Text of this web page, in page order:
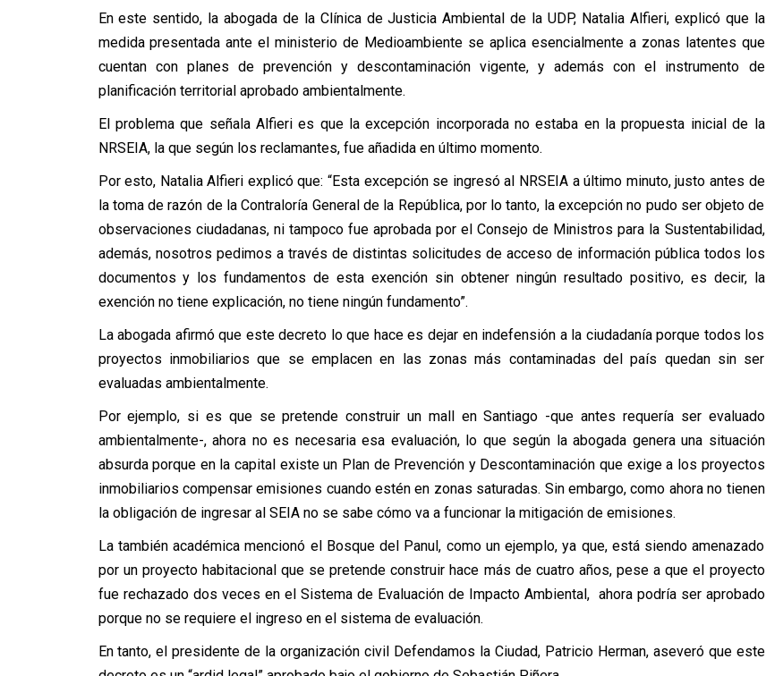
En este sentido, la abogada de la Clínica de Justicia Ambiental de la UDP, Natalia Alfieri, explicó que la
medida presentada ante el ministerio de Medioambiente se aplica esencialmente a zonas latentes que
cuentan con planes de prevención y descontaminación vigente, y además con el instrumento de
planificación territorial aprobado ambientalmente.
El problema que señala Alfieri es que la excepción incorporada no estaba en la propuesta inicial de la
NRSEIA, la que según los reclamantes, fue añadida en último momento.
Por esto, Natalia Alfieri explicó que: “Esta excepción se ingresó al NRSEIA a último minuto, justo antes de
la toma de razón de la Contraloría General de la República, por lo tanto, la excepción no pudo ser objeto de
observaciones ciudadanas, ni tampoco fue aprobada por el Consejo de Ministros para la Sustentabilidad,
además, nosotros pedimos a través de distintas solicitudes de acceso de información pública todos los
documentos y los fundamentos de esta exención sin obtener ningún resultado positivo, es decir, la
exención no tiene explicación, no tiene ningún fundamento”.
La abogada afirmó que este decreto lo que hace es dejar en indefensión a la ciudadanía porque todos los
proyectos inmobiliarios que se emplacen en las zonas más contaminadas del país quedan sin ser
evaluadas ambientalmente.
Por ejemplo, si es que se pretende construir un mall en Santiago -que antes requería ser evaluado
ambientalmente-, ahora no es necesaria esa evaluación, lo que según la abogada genera una situación
absurda porque en la capital existe un Plan de Prevención y Descontaminación que exige a los proyectos
inmobiliarios compensar emisiones cuando estén en zonas saturadas. Sin embargo, como ahora no tienen
la obligación de ingresar al SEIA no se sabe cómo va a funcionar la mitigación de emisiones.
La también académica mencionó el Bosque del Panul, como un ejemplo, ya que, está siendo amenazado
por un proyecto habitacional que se pretende construir hace más de cuatro años, pese a que el proyecto
fue rechazado dos veces en el Sistema de Evaluación de Impacto Ambiental, ahora podría ser aprobado
porque no se requiere el ingreso en el sistema de evaluación.
En tanto, el presidente de la organización civil Defendamos la Ciudad, Patricio Herman, aseveró que este